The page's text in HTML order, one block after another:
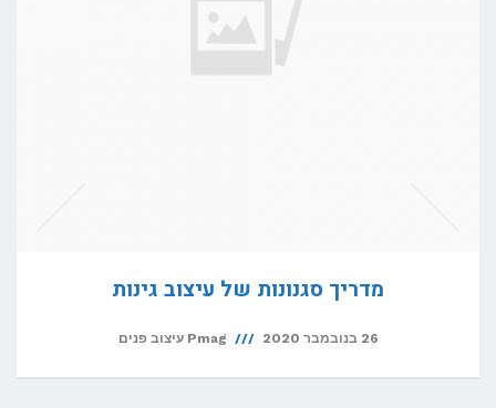
מדריך סגנונות של עיצוב גינות
26 בנובמבר 2020 Pmag עיצוב פנים